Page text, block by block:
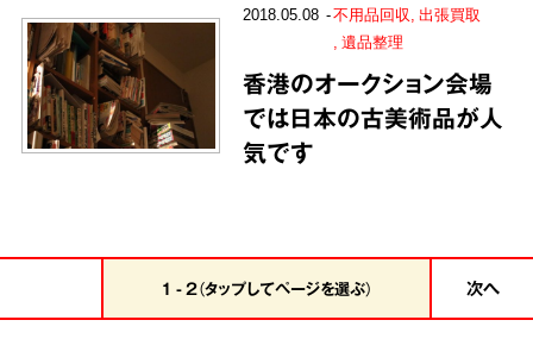
2018.05.08 不用品回収 出張買取
遺品整理
香港のオークション会場
では日本の古美術品が人
気です
1 - 2（タップしてページを選ぶ） 次へ